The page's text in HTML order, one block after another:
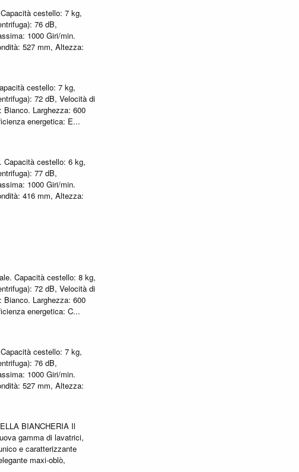
cestello: 7 kg,
76 dB,
1000 Giri/min.
527 mm, Altezza:
cestello: 7 kg,
72 dB, Velocità di
Bianco. Larghezza: 600
energetica: E...
Capacità cestello: 6 kg,
77 dB,
1000 Giri/min.
416 mm, Altezza:
Capacità cestello: 8 kg,
72 dB, Velocità di
Bianco. Larghezza: 600
energetica: C...
cestello: 7 kg,
76 dB,
1000 Giri/min.
527 mm, Altezza:
BIANCHERIA Il
gamma di lavatrici,
e caratterizzante
maxi-oblò,